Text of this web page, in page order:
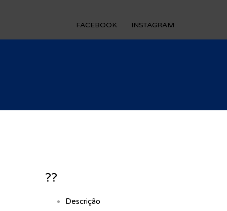
FACEBOOK INSTAGRAM
??
Descrição